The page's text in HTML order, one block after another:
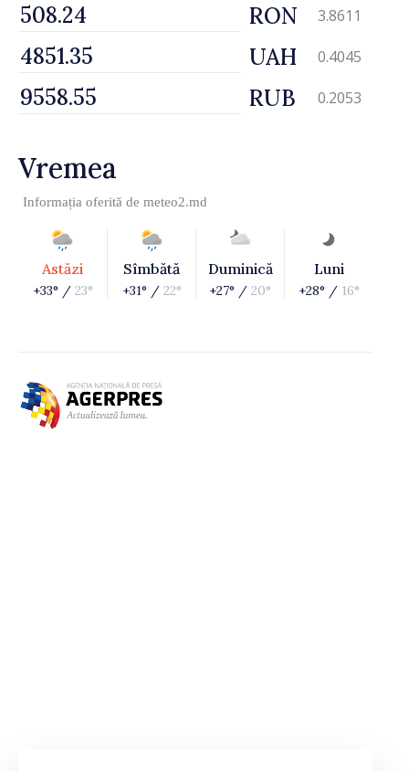
RON 3.8611
UAH 0.4045
RUB 0.2053
Vremea
Informația oferită de meteo2.md
Astăzi
+33° / 23°
Sîmbătă
+31° / 22°
Duminică
+27° / 20°
Luni
+28° / 16°